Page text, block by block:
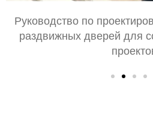
Руководство по
раздвижных дверей для